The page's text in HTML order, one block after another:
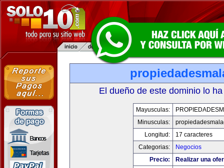
El dueño de este dominio lo
Mayusculas:
Minusculas:
Longitud:
17 caracteres
Categorias:
Negocios
Precio:
Realizar una